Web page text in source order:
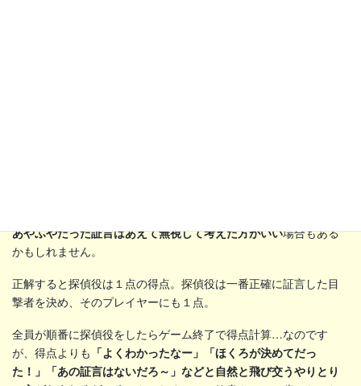
あやふやだった証言はあえて無視して考えた方がいい場合もある
かもしれません。
正解すると探偵役は１点の得点。探偵役は一番正確に証言した目
撃者を決め、そのプレイヤーにも１点。
全員が順番に探偵役をしたらゲーム終了で得点計算…なのです
が、得点よりも 「よくわかったなー」「ほくろが決めてだっ
た！」「あの証言はないだろ～」などと自然と飛び交うやりとり